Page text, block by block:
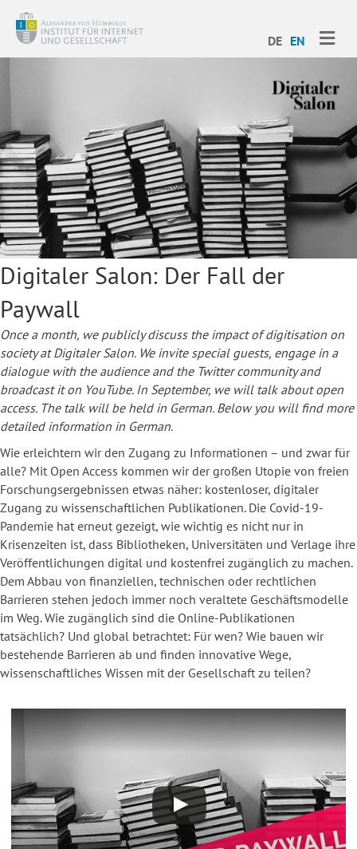
DE EN
Digitaler Salon: Der Fall der
Paywall
Once a month, we publicly discuss the impact of digitisation on
society at Digitaler Salon. We invite special guests, engage in a
dialogue with the audience and the Twitter community and
broadcast it on YouTube. In September, we will talk about open
access. The talk will be held in German. Below you will find more
detailed information in German.
Wie erleichtern wir den Zugang zu Informationen – und zwar für
alle? Mit Open Access kommen wir der großen Utopie von freien
Forschungsergebnissen etwas näher: kostenloser, digitaler
Zugang zu wissenschaftlichen Publikationen. Die Covid-19-
Pandemie hat erneut gezeigt, wie wichtig es nicht nur in
Krisenzeiten ist, dass Bibliotheken, Universitäten und Verlage ihre
Veröffentlichungen digital und kostenfrei zugänglich zu machen.
Dem Abbau von finanziellen, technischen oder rechtlichen
Barrieren stehen jedoch immer noch veraltete Geschäftsmodelle
im Weg. Wie zugänglich sind die Online-Publikationen
tatsächlich? Und global betrachtet: Für wen? Wie bauen wir
bestehende Barrieren ab und finden innovative Wege,
wissenschaftliches Wissen mit der Gesellschaft zu teilen?